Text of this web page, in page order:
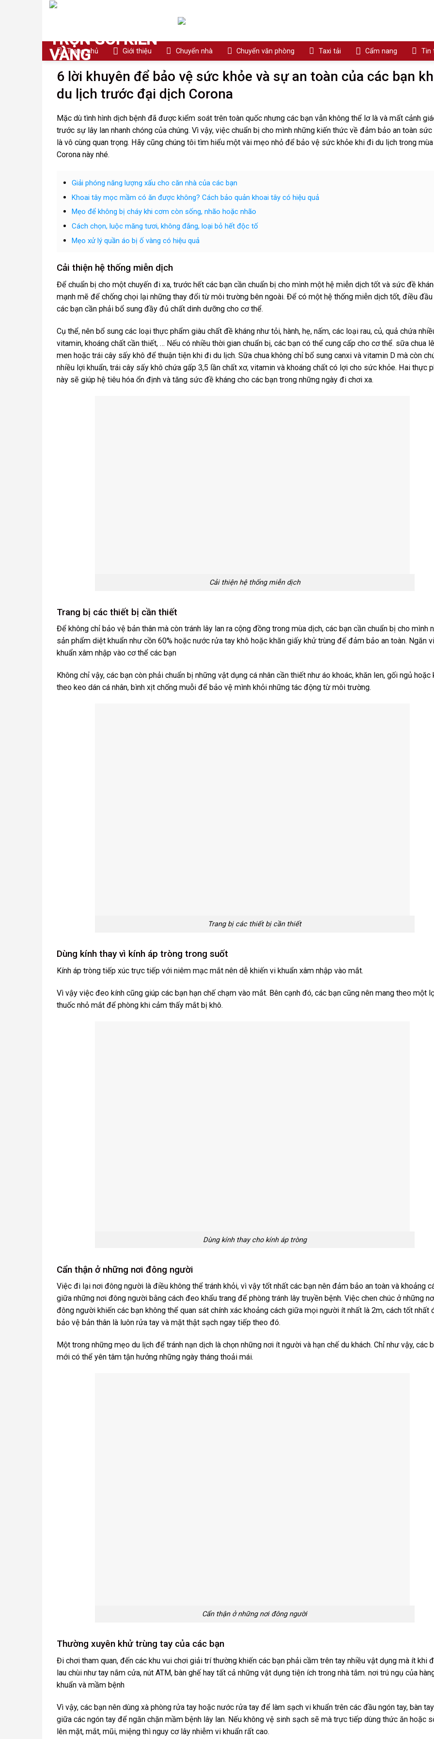
Skip
Trang chủ Giới thiệu Chuyển nhà Chuyển văn phòng Taxi tải Cẩm nang Tin
6 lời khuyên để bảo vệ sức khỏe và sự an toàn của các bạn
du lịch trước đại dịch Corona
Mặc dù tình hình dịch bệnh đã được kiểm soát trên toàn quốc nhưng các bạn vẫn không thể lơ là và mất cảnh
trước sự lây lan nhanh chóng của chúng. Vì vậy, việc chuẩn bị cho mình những kiến ​​thức về đảm bảo an toàn sức
là vô cùng quan trọng. Hãy cũng chúng tôi tìm hiểu một vài mẹo nhỏ để bảo vệ sức khỏe khi đi du lịch trong mùa
Corona này nhé.
Giải phóng năng lượng xấu cho căn nhà của các bạn
Khoai tây mọc mầm có ăn được không? Cách bảo quản khoai tây có hiệu quả
Mẹo để không bị cháy khi cơm còn sống, nhão hoặc nhão
Cách chọn, luộc măng tươi, không đắng, loại bỏ hết độc tố
Mẹo xử lý quần áo bị ố vàng có hiệu quả
Cải thiện hệ thống miễn dịch
Để chuẩn bị cho một chuyến đi xa, trước hết các bạn cần chuẩn bị cho mình một hệ miễn dịch tốt và sức đề
mạnh mẽ để chống chọi lại những thay đổi từ môi trường bên ngoài. Để có một hệ thống miễn dịch tốt, điều
các bạn cần phải bổ sung đầy đủ chất dinh dưỡng cho cơ thể.
Cụ thể, nên bổ sung các loại thực phẩm giàu chất đề kháng như tỏi, hành, hẹ, nấm, các loại rau, củ, quả chứa
vitamin, khoáng chất cần thiết, … Nếu có nhiều thời gian chuẩn bị, các bạn có thể cung cấp cho cơ thể. sữa chua
men hoặc trái cây sấy khô để thuận tiện khi đi du lịch. Sữa chua không chỉ bổ sung canxi và vitamin D mà còn
nhiều lợi khuẩn, trái cây sấy khô chứa gấp 3,5 lần chất xơ, vitamin và khoáng chất có lợi cho sức khỏe. Hai thực
này sẽ giúp hệ tiêu hóa ổn định và tăng sức đề kháng cho các bạn trong những ngày đi chơi xa.
Cải thiện hệ thống miễn dịch
Trang bị các thiết bị cần thiết
Để không chỉ bảo vệ bản thân mà còn tránh lây lan ra cộng đồng trong mùa dịch, các bạn cần chuẩn bị cho mình
sản phẩm diệt khuẩn như cồn 60% hoặc nước rửa tay khô hoặc khăn giấy khử trùng để đảm bảo an toàn. Ngăn vi
khuẩn xâm nhập vào cơ thể các bạn
Không chỉ vậy, các bạn còn phải chuẩn bị những vật dụng cá nhân cần thiết như áo khoác, khăn len, gối ngủ hoặc
theo keo dán cá nhân, bình xịt chống muỗi để bảo vệ mình khỏi những tác động từ môi trường.
Trang bị các thiết bị cần thiết
Dùng kính thay vì kính áp tròng trong suốt
Kính áp tròng tiếp xúc trực tiếp với niêm mạc mắt nên dễ khiến vi khuẩn xâm nhập vào mắt.
Vì vậy việc đeo kính cũng giúp các bạn hạn chế chạm vào mắt. Bên cạnh đó, các bạn cũng nên mang theo một
thuốc nhỏ mắt để phòng khi cảm thấy mắt bị khô.
Dùng kính thay cho kính áp tròng
Cẩn thận ở những nơi đông người
Việc đi lại nơi đông người là điều không thể tránh khỏi, vì vậy tốt nhất các bạn nên đảm bảo an toàn và khoảng
giữa những nơi đông người bằng cách đeo khẩu trang để phòng tránh lây truyền bệnh. Việc chen chúc ở những
đông người khiến các bạn không thể quan sát chính xác khoảng cách giữa mọi người ít nhất là 2m, cách tốt nhất
bảo vệ bản thân là luôn rửa tay và mặt thật sạch ngay tiếp theo đó.
Một trong những mẹo du lịch để tránh nạn dịch là chọn những nơi ít người và hạn chế du khách. Chỉ như vậy, các
mới có thể yên tâm tận hưởng những ngày tháng thoải mái.
Cẩn thận ở những nơi đông người
Thường xuyên khử trùng tay của các bạn
Đi chơi tham quan, đến các khu vui chơi giải trí thường khiến các bạn phải cầm trên tay nhiều vật dụng mà ít khi
lau chùi như tay nắm cửa, nút ATM, bàn ghế hay tất cả những vật dụng tiện ích trong nhà tắm. nơi trú ngụ của
khuẩn và mầm bệnh
Vì vậy, các bạn nên dùng xà phòng rửa tay hoặc nước rửa tay để làm sạch vi khuẩn trên các đầu ngón tay, bàn
giữa các ngón tay để ngăn chặn mầm bệnh lây lan. Nếu không vệ sinh sạch sẽ mà trực tiếp dùng thức ăn hoặc
lên mặt, mắt, mũi, miệng thì nguy cơ lây nhiễm vi khuẩn rất cao.